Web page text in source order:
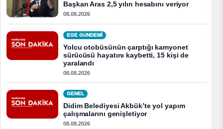
Başkan Aras 2,5 yılın hesabını veriyor
08.08.2026
EGE GUNDEMİ
Yolcu otobüsünün çarptığı kamyonet
sürücüsü hayatını kaybetti, 15 kişi de
yaralandı
08.08.2026
GENEL
Didim Belediyesi Akbük’te yol yapım
çalışmalarını genişletiyor
08.08.2026